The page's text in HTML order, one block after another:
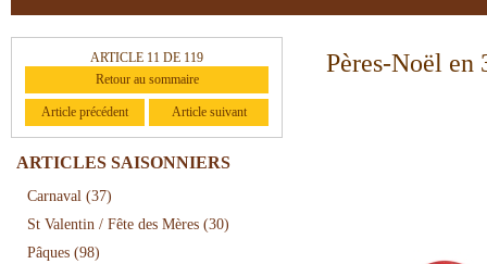
ARTICLE 11 DE 119
Retour au sommaire
Article précédent Article suivant
ARTICLES SAISONNIERS
Carnaval (37)
St Valentin / Fête des Mères (30)
Pâques (98)
Pères-Noël en